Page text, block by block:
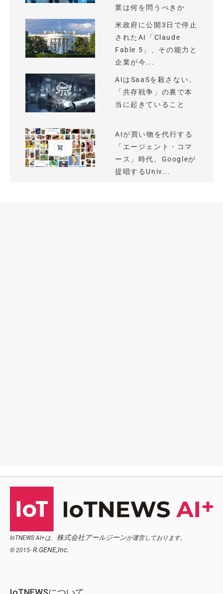
業は何を問うべきか
米政府に公開3日で停止
されたAI「Claude
Fable 5」、その能力と
企業が今...
AIはSaaSを殺さない、
「共存戦争」の裏で本
当に起きていること
AIが買い物を代行する
「エージェント・コマ
ース」時代、Googleが
提唱するUniv...
IoTNEWS AI+は、 株式会社アールジーンが運営しております。
© 2015- R.GENE,Inc.